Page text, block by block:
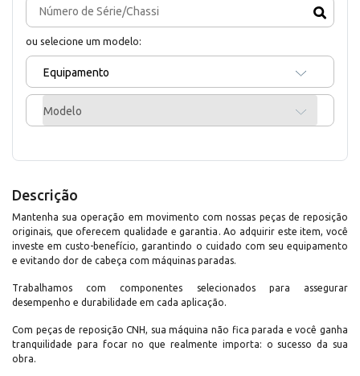
ou selecione um modelo:
Equipamento
Modelo
Descrição
Mantenha sua operação em movimento com nossas peças de reposição
originais, que oferecem qualidade e garantia. Ao adquirir este item, você
investe em custo-benefício, garantindo o cuidado com seu equipamento
e evitando dor de cabeça com máquinas paradas.
Trabalhamos com componentes selecionados para assegurar
desempenho e durabilidade em cada aplicação.
Com peças de reposição CNH, sua máquina não fica parada e você ganha
tranquilidade para focar no que realmente importa: o sucesso da sua
obra.